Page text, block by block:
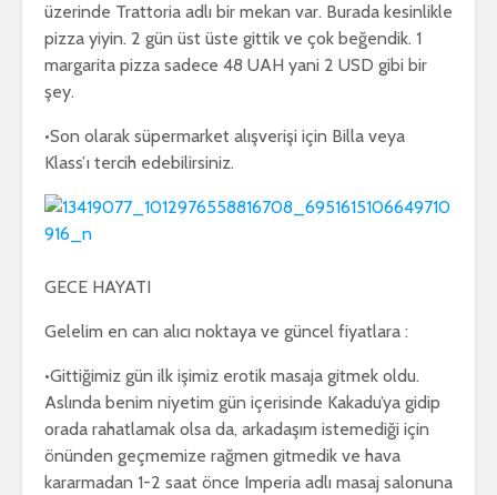
üzerinde Trattoria adlı bir mekan var. Burada kesinlikle
pizza yiyin. 2 gün üst üste gittik ve çok beğendik. 1
margarita pizza sadece 48 UAH yani 2 USD gibi bir
şey.
•Son olarak süpermarket alışverişi için Billa veya
Klass’ı tercih edebilirsiniz.
GECE HAYATI
Gelelim en can alıcı noktaya ve güncel fiyatlara :
•Gittiğimiz gün ilk işimiz erotik masaja gitmek oldu.
Aslında benim niyetim gün içerisinde Kakadu’ya gidip
orada rahatlamak olsa da, arkadaşım istemediği için
önünden geçmemize rağmen gitmedik ve hava
kararmadan 1-2 saat önce Imperia adlı masaj salonuna